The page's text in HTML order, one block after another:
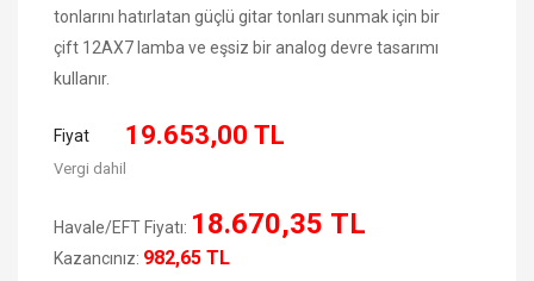
tonlarını hatırlatan güçlü gitar tonları sunmak için bir
çift 12AX7 lamba ve eşsiz bir analog devre tasarımı
kullanır.
Fiyat 19.653,00 TL
Vergi dahil
Havale/EFT Fiyatı: 18.670,35 TL
Kazancınız: 982,65 TL